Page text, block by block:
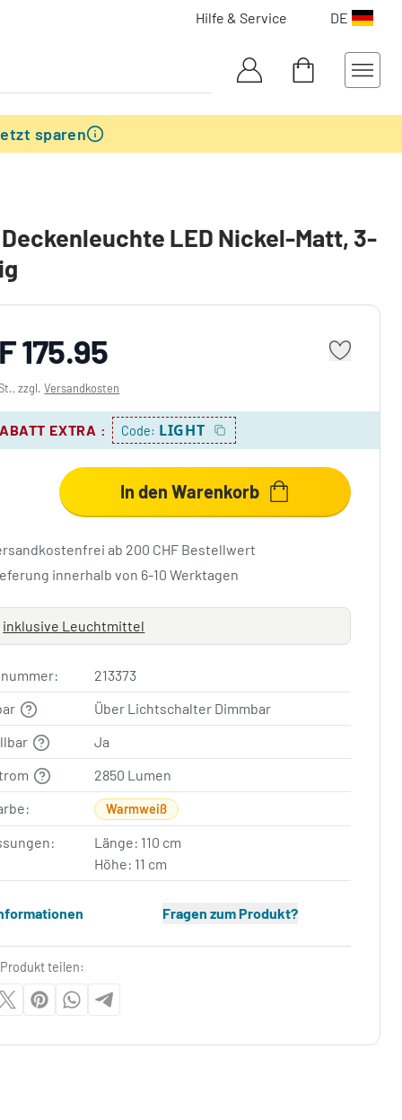
Hilfe & Service DE
sparen
LED Nickel-Matt, 3-
175.95
zzgl.Versandkosten
EXTRA : Code: LIGHT
In den Warenkorb
ab 200 CHF Bestellwert
innerhalb von 6-10 Werktagen
inklusive Leuchtmittel
213373
Über Lichtschalter Dimmbar
Ja
2850 Lumen
Warmweiß
Länge: 110 cm
Höhe: 11 cm
Fragen zum Produkt?
teilen: